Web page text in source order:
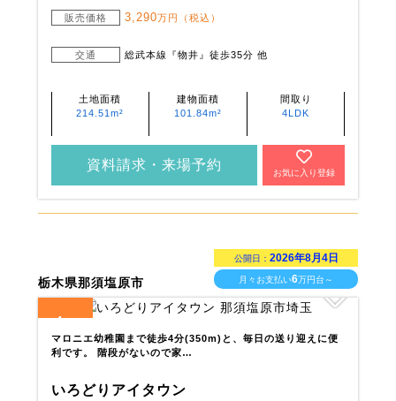
販売価格 3,290万円（税込）
交通 総武本線『物井』徒歩35分 他
土地面積
214.51m²
建物面積
101.84m²
間取り
4LDK
資料請求・来場予約
お気に入り登録
栃木県那須塩原市
公開日： 2026年8月4日
月々お支払い6万円台～
1
マロニエ幼稚園まで徒歩4分(350m)と、毎日の送り迎えに便
利です。 階段がないので家…
いろどりアイタウン